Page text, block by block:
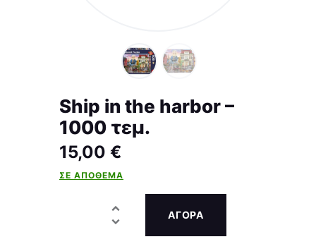
Ship in the harbor –
1000 τεμ.
15,00 €
ΣΕ ΑΠΌΘΕΜΑ
ΑΓΟΡΑ